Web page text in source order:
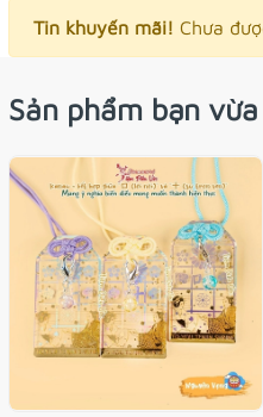
tôn_kín.h là người
Sonezaki/Umeda.
Theo tiểu sử của Đền, Đền
vị trí hiện tại, nơi từng là
đề.n_thờ ``Sumiyoshi
Namba Yasoshima.” Đây là
Tên của địa điểm Sonezaki
cho là dựa trên cái tên thần
Kích thước:4x8cm
Công dụng/tác dụng:
Tin khuyến mãi! Chưa
Sản phẩm bạn